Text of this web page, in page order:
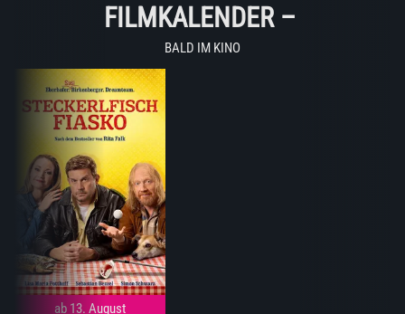
FILMKALENDER–
BALD IM KINO
ab 13. August